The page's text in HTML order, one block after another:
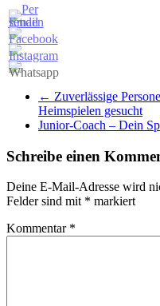
← Zuverlässige
Heimspielen gesucht
Junior-Coach – Dein
Schreibe einen
Deine E-Mail-Adresse wird
Felder sind mit * markiert
Kommentar *